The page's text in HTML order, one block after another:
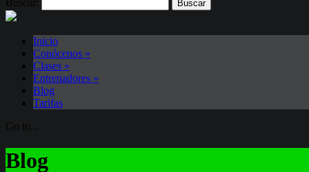
Buscar:
Inicio
Conócenos »
Clases »
Entrenadores »
Blog
Tarifas
Go to...
Blog